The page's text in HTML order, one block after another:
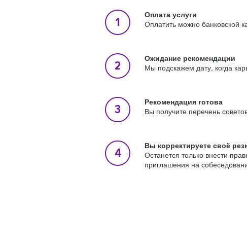
Оплата услуги
Оплатить можно банковской
Ожидание рекомендации
Мы подскажем дату, когда
Рекомендация готова
Вы получите перечень
Вы корректируете своё
Останется только внести
приглашения на